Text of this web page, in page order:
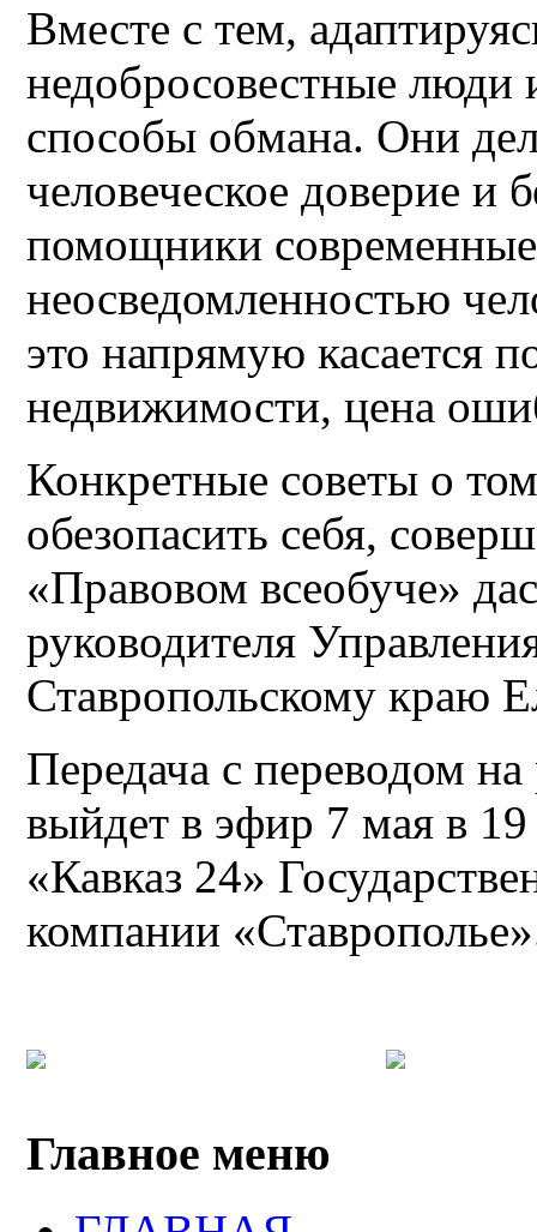
Вместе с тем,
недобросовестные люди
способы обмана. Они
человеческое доверие и
помощники современные
неосведомленностью
это напрямую касается
недвижимости, цена
Конкретные советы о
обезопасить себя,
«Правовом всеобуче»
руководителя
Ставропольскому краю
Передача с переводом
выйдет в эфир 7 мая в
«Кавказ 24»
компании
Главное меню